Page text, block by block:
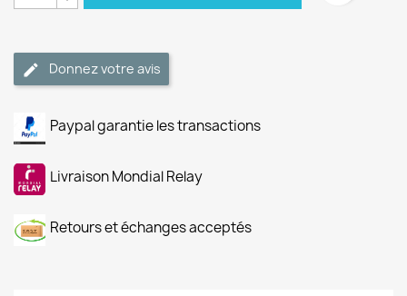
Donnez votre avis
Paypal garantie les transactions
Livraison Mondial Relay
Retours et échanges acceptés